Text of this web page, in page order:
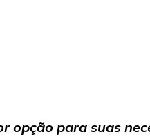
opção para suas